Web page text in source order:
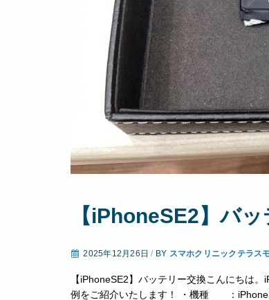
【iPhoneSE2】バ
2025年12月26日/ BY スマホクリニックテラス
【iPhoneSE2】バッテリー交換こんにちは
例をご紹介いたします！ ・機種 ：